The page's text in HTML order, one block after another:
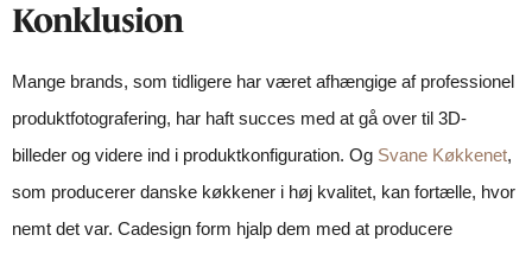
Konklusion
Mange brands, som tidligere har været afhængige af professionel
produktfotografering, har haft succes med at gå over til 3D-
billeder og videre ind i produktkonfiguration. Og Svane Køkkenet,
som producerer danske køkkener i høj kvalitet, kan fortælle, hvor
nemt det var. Cadesign form hjalp dem med at producere